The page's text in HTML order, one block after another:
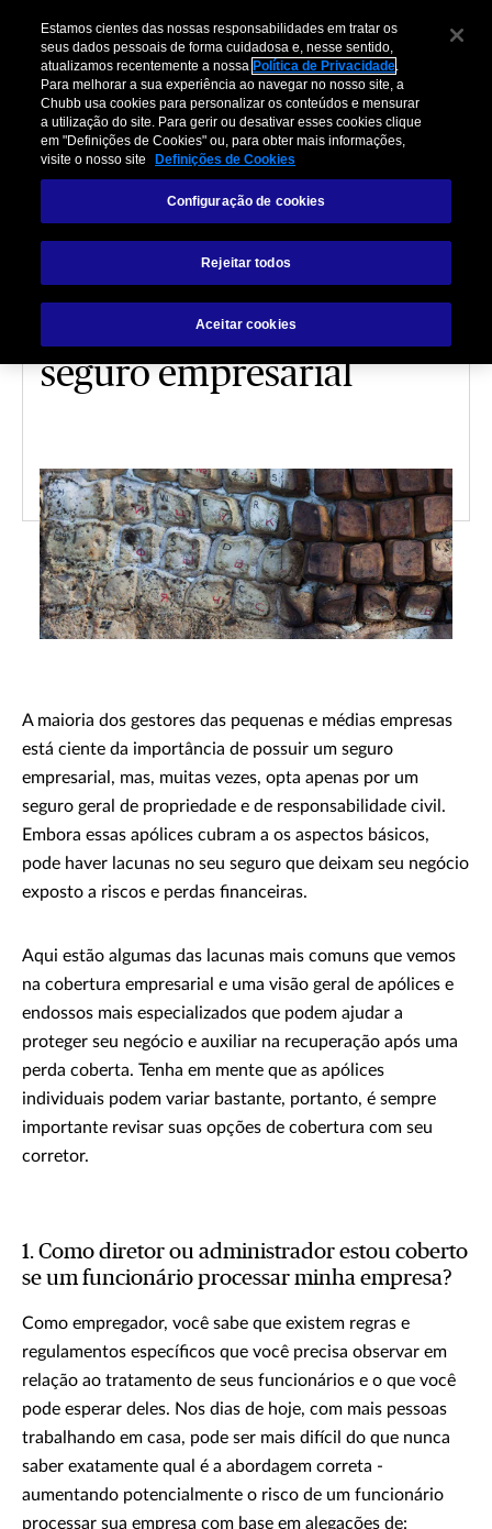
EMPRESARIAL
Minha empresa tem
cobertura para isso?
Lacunas comuns no
seguro empresarial
A maioria dos gestores das pequenas e médias empresas
está ciente da importância de possuir um seguro
empresarial, mas, muitas vezes, opta apenas por um
seguro geral de propriedade e de responsabilidade civil.
Embora essas apólices cubram a os aspectos básicos,
pode haver lacunas no seu seguro que deixam seu negócio
exposto a riscos e perdas financeiras.
Aqui estão algumas das lacunas mais comuns que vemos
na cobertura empresarial e uma visão geral de apólices e
endossos mais especializados que podem ajudar a
proteger seu negócio e auxiliar na recuperação após uma
perda coberta. Tenha em mente que as apólices
individuais podem variar bastante, portanto, é sempre
importante revisar suas opções de cobertura com seu
corretor.
1. Como diretor ou administrador estou coberto
se um funcionário processar minha empresa?
Como empregador, você sabe que existem regras e
regulamentos específicos que você precisa observar em
relação ao tratamento de seus funcionários e o que você
pode esperar deles. Nos dias de hoje, com mais pessoas
trabalhando em casa, pode ser mais difícil do que nunca
saber exatamente qual é a abordagem correta -
aumentando potencialmente o risco de um funcionário
processar sua empresa com base em alegações de:
Estamos cientes das nossas responsabilidades em tratar os
seus dados pessoais de forma cuidadosa e, nesse sentido,
atualizamos recentemente a nossa Política de Privacidade.
Para melhorar a sua experiência ao navegar no nosso site, a
Chubb usa cookies para personalizar os conteúdos e mensurar
a utilização do site. Para gerir ou desativar esses cookies clique
em "Definições de Cookies" ou, para obter mais informações,
visite o nosso site
Definições de Cookies
Configuração de cookies
Rejeitar todos
Aceitar cookies